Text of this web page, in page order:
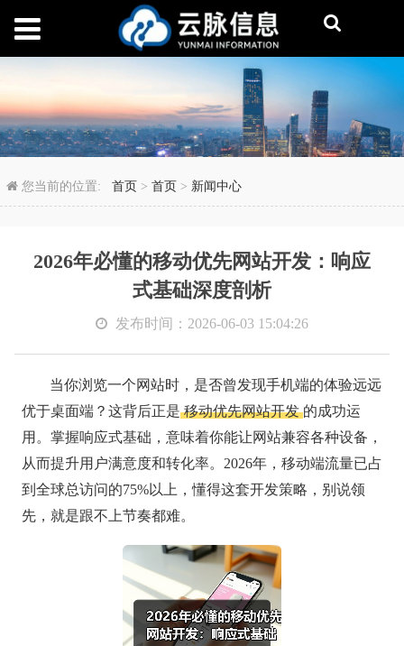
2026年必懂的移动优先
您当前的位置:首页 >首页 > 新闻中心
2026年必懂的移动优先网站开发：响应
式基础深度剖析
发布时间：2026-06-03 15:04:26
当你浏览一个网站时，是否曾发现手机端的体验远远
优于桌面端？这背后正是 移动优先网站开发 的成功运
用。掌握响应式基础，意味着你能让网站兼容各种设备，
从而提升用户满意度和转化率。2026年，移动端流量已占
到全球总访问的75%以上，懂得这套开发策略，别说领
先，就是跟不上节奏都难。